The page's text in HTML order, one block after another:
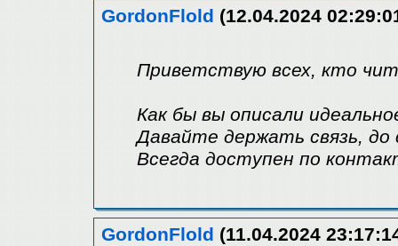
GordonFlold (12.04.2024
Приветствую всех, кто
Как бы вы описали
Давайте держать связь, до
Всегда доступен по
GordonFlold (11.04.2024